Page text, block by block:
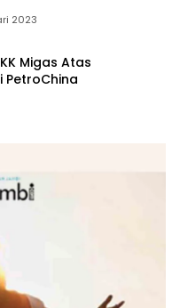
2023
Migas Atas
PetroChina